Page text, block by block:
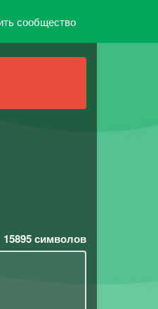
сообщество
15895символов